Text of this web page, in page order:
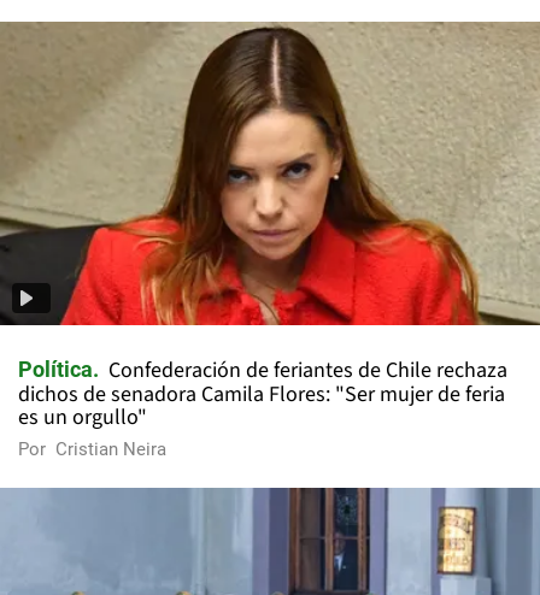
Política
Confederación de feriantes de Chile rechaza
dichos de senadora Camila Flores: "Ser mujer de feria
es un orgullo"
Por Cristian Neira